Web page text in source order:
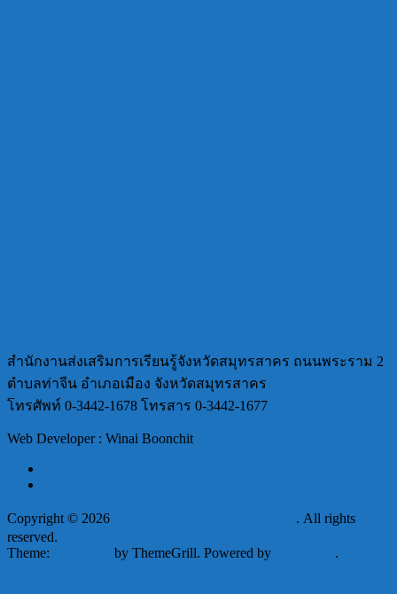
สำนักงานส่งเสริมการเรียนรู้จังหวัดสมุทรสาคร ถนนพระราม 2
ตำบลท่าจีน อำเภอเมือง จังหวัดสมุทรสาคร
โทรศัพท์ 0-3442-1678 โทรสาร 0-3442-1677
Web Developer : Winai Boonchit
Copyright © 2026
. All rights
reserved.
Theme:
by ThemeGrill. Powered by .